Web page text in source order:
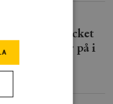
mycket
vi alla stöter på i